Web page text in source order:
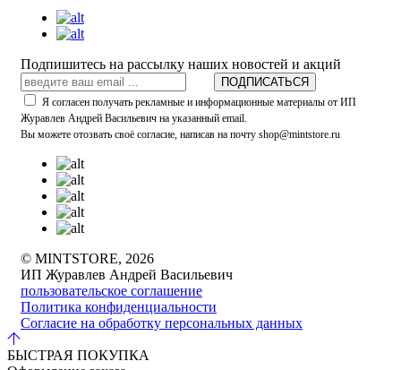
Подпишитесь на рассылку наших новостей и акций
ПОДПИСАТЬСЯ
Я согласен получать рекламные и информационные материалы от ИП
Журавлев Андрей Васильевич на указанный email.
Вы можете отозвать своё согласие, написав на почту shop@mintstore.ru
© MINTSTORE, 2026
ИП Журавлев Андрей Васильевич
пользовательское соглашение
Политика конфиденциальности
Согласие на обработку персональных данных
БЫСТРАЯ ПОКУПКА